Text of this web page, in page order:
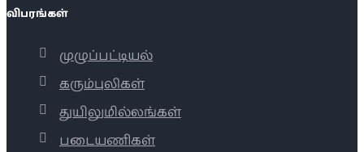
விபரங்கள்
முழுப்பட்டியல்
கரும்புலிகள்
துயிலுமில்லங்கள்
படையணிகள்